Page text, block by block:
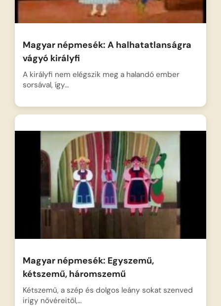
Magyar népmesék: A halhatatlanságra
vágyó királyfi
A királyfi nem elégszik meg a halandó ember
sorsával, így…
Magyar népmesék: Egyszemű,
kétszemű, háromszemű
Kétszemű, a szép és dolgos leány sokat szenved
irigy nővéreitől,…